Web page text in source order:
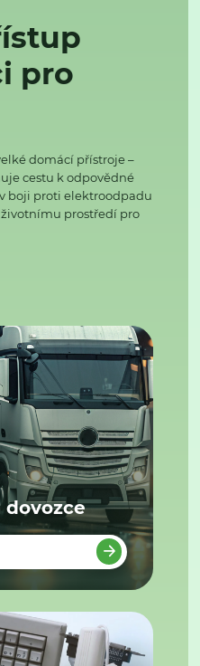
pro
domácí přístroje –
cestu k odpovědné
boji proti elektroodpadu
prostředí pro
dovozce